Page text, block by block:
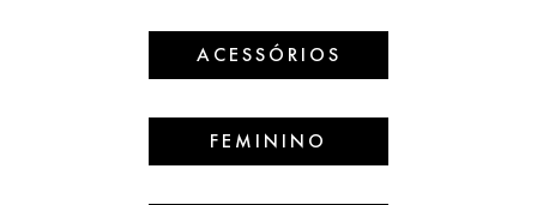
ACESSÓRIOS
FEMININO